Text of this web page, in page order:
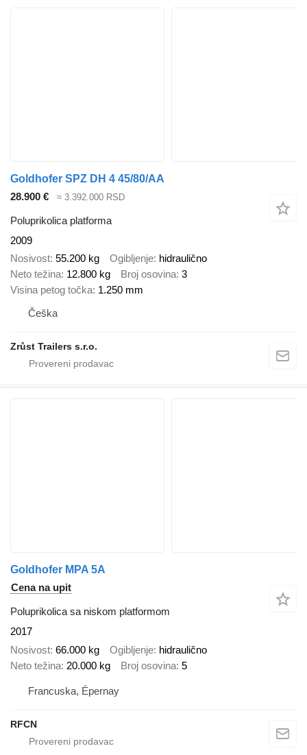
Goldhofer SPZ DH 4 45/80/AA
28.900 €
≈ 3.392.000 RSD
Poluprikolica platforma
2009
Nosivost 55.200 kg Ogibljenje hidraulično
Neto težina 12.800 kg Broj osovina 3
Visina petog točka 1.250 mm
Češka
Zrůst Trailers s.r.o.
Goldhofer MPA 5A
Cena na upit
Poluprikolica sa niskom platformom
2017
Nosivost 66.000 kg Ogibljenje hidraulično
Neto težina 20.000 kg Broj osovina 5
Francuska, Épernay
RFCN